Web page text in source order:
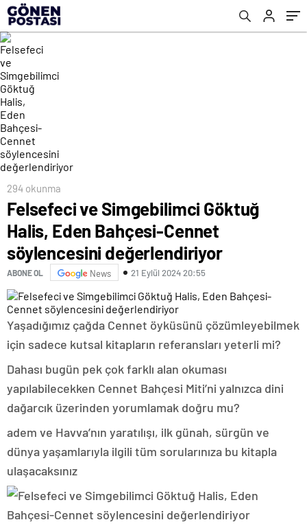
değerlendiriyor
294 okunma
Felsefeci ve Simgebilimci Göktuğ
Halis, Eden Bahçesi-Cennet
söylencesini değerlendiriyor
ABONE OL News 21 Eylül 2024 20:55
Yaşadığımız çağda Cennet öyküsünü çözümleyebilmek
için sadece kutsal kitapların referansları yeterli mi?
Dahası bugün pek çok farklı alan okuması
yapılabilecekken Cennet Bahçesi Miti’ni yalnızca dini
dağarcık üzerinden yorumlamak doğru mu?
adem ve Havva’nın yaratılışı, ilk günah, sürgün ve
dünya yaşamlarıyla ilgili tüm sorularınıza bu kitapla
ulaşacaksınız